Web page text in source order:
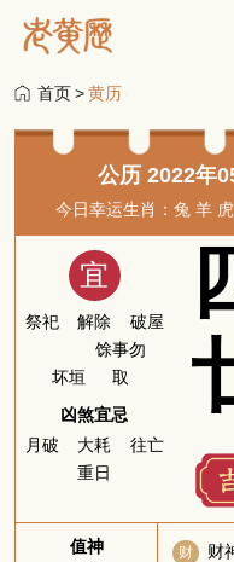
首页>黄历
公历 2022年
今日幸运生肖：兔 羊 虎
宜
祭祀 解除 破屋
坏垣
馀事勿
取
凶煞宜忌
月破
大耗
往亡
重日
值神
财 财